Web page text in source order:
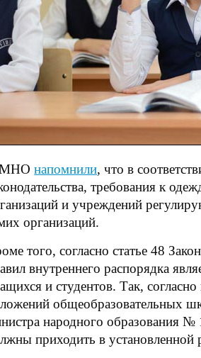
напомнили, что в
требования к
и учреждений
организаций.
того, согласно статье 48
внутреннего распорядка
и студентов. Так,
общеобразовательных
народного образования
приходить в